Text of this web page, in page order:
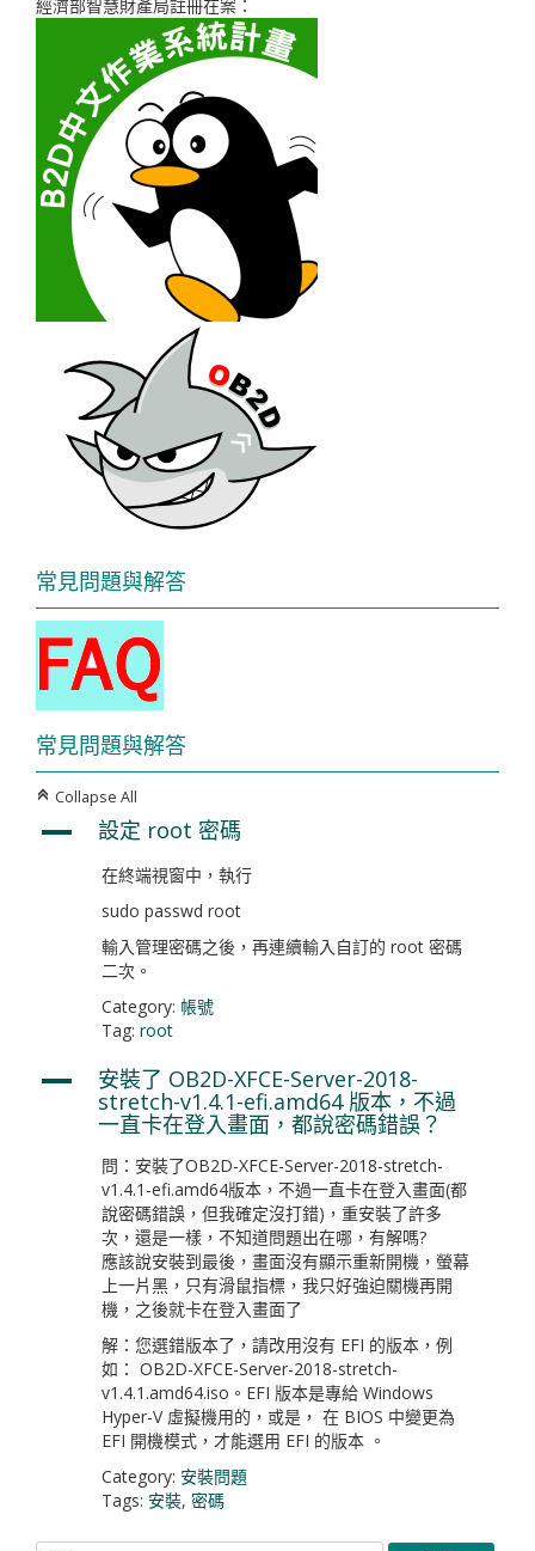
經濟部智慧財產局註冊在案：
常見問題與解答
常見問題與解答
C Collapse All
A 設定 root 密碼
在終端視窗中，執行
sudo passwd root
輸入管理密碼之後，再連續輸入自訂的 root 密碼
二次。
Category: 帳號
Tag: root
A 安裝了 OB2D-XFCE-Server-2018-
stretch-v1.4.1-efi.amd64 版本，不過
一直卡在登入畫面，都說密碼錯誤？
問：安裝了OB2D-XFCE-Server-2018-stretch-
v1.4.1-efi.amd64版本，不過一直卡在登入畫面(都
說密碼錯誤，但我確定沒打錯)，重安裝了許多
次，還是一樣，不知道問題出在哪，有解嗎?
應該說安裝到最後，畫面沒有顯示重新開機，螢幕
上一片黑，只有滑鼠指標，我只好強迫關機再開
機，之後就卡在登入畫面了
解：您選錯版本了，請改用沒有 EFI 的版本，例
如： OB2D-XFCE-Server-2018-stretch-
v1.4.1.amd64.iso。EFI 版本是專給 Windows
Hyper-V 虛擬機用的，或是， 在 BIOS 中變更為
EFI 開機模式，才能選用 EFI 的版本 。
Category: 安裝問題
Tags: 安裝, 密碼